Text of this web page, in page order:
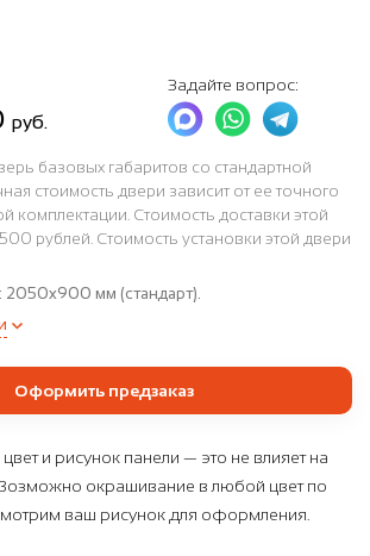
руб.
Задайте вопрос:
базовых габаритов со стандартной
стоимость двери зависит от ее точного
комплектации. Стоимость доставки этой
рублей. Стоимость установки этой двери
2050x900 мм (стандарт).
Оформить предзаказ
и рисунок панели — это не влияет на
окрашивание в любой цвет по
ваш рисунок для оформления.